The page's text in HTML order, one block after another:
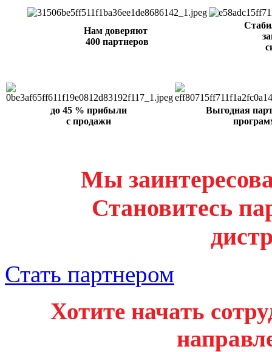
Нам доверяют
400 партнеров
до 45 % прибыли
с продажи
Выгодная
Мы
Становитесь
Стать партнером
Хотите начать